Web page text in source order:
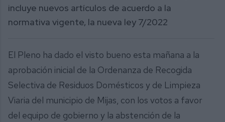
incluye nuevos artículos de acuerdo a la
normativa vigente, la nueva ley 7/2022
El Pleno ha dado el visto bueno esta mañana a la
aprobación inicial de la Ordenanza de Recogida
Selectiva de Residuos Domésticos y de Limpieza
Viaria del municipio de Mijas, con los votos a favor
del equipo de gobierno y la abstención de la